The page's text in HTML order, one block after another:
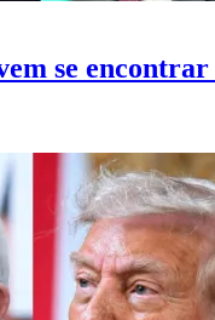
se